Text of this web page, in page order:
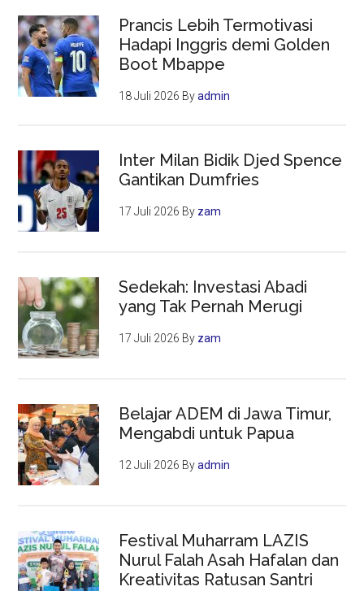
Prancis Lebih Termotivasi
Hadapi Inggris demi Golden
Boot Mbappe
18 Juli 2026 Byadmin
Inter Milan Bidik Djed Spence
Gantikan Dumfries
17 Juli 2026 By zam
Sedekah: Investasi Abadi
yang Tak Pernah Merugi
17 Juli 2026 By zam
Belajar ADEM di Jawa Timur,
Mengabdi untuk Papua
12 Juli 2026 Byadmin
Festival Muharram LAZIS
Nurul Falah Asah Hafalan dan
Kreativitas Ratusan Santri